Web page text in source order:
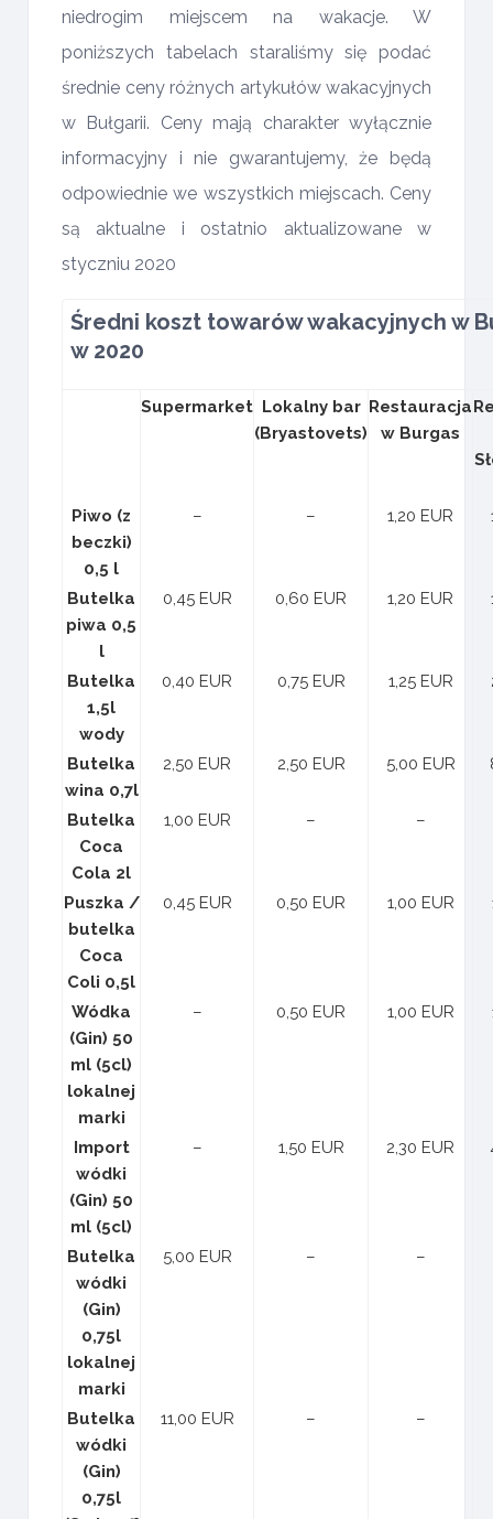
niedrogim miejscem na wakacje. W
poniższych tabelach staraliśmy się podać
średnie ceny różnych artykułów wakacyjnych
w Bułgarii. Ceny mają charakter wyłącznie
informacyjny i nie gwarantujemy, że będą
odpowiednie we wszystkich miejscach. Ceny
są aktualne i ostatnio aktualizowane w
styczniu 2020
Średni koszt towarów wakacyjnych w
w 2020
Supermarket
Lokalny bar
(Bryastovets)
Restauracja
w Burgas
Piwo (z
beczki)
0,5 l
– – 1,20 EUR
Butelka
piwa 0,5
l
0,45 EUR 0,60 EUR 1,20 EUR
Butelka
1,5l
wody
0,40 EUR 0,75 EUR 1,25 EUR
Butelka
wina 0,7l
2,50 EUR 2,50 EUR 5,00 EUR
Butelka
Coca
Cola 2l
1,00 EUR – –
Puszka /
butelka
Coca
Coli 0,5l
0,45 EUR 0,50 EUR 1,00 EUR
Wódka
(Gin) 50
ml (5cl)
lokalnej
marki
– 0,50 EUR 1,00 EUR
Import
wódki
(Gin) 50
ml (5cl)
– 1,50 EUR 2,30 EUR
Butelka
wódki
(Gin)
0,75l
lokalnej
marki
5,00 EUR – –
Butelka
wódki
(Gin)
0,75l
11,00 EUR – –